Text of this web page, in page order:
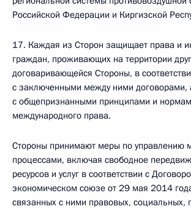
Российской Федерации и Киргизской
17. Каждая из Сторон защищает права и
граждан, проживающих на территории
договаривающейся Стороны, в
с заключенными между ними договорами,
с общепризнанными принципами и
международного права.
Стороны принимают меры по управлению
процессами, включая свободное
ресурсов и услуг в соответствии с
экономическом союзе от 29 мая 2014
связанных с ними правовых, социальных,